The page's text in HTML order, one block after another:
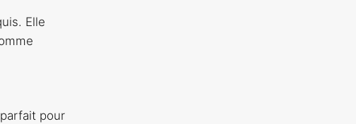
Elle
pour